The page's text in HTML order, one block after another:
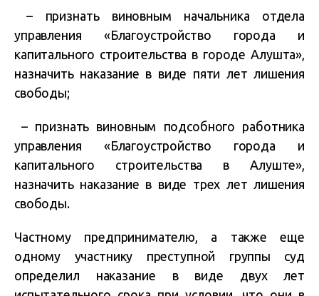
– признать виновным начальника отдела
управления «Благоустройство города и
капитального строительства в городе Алушта»,
назначить наказание в виде пяти лет лишения
свободы;
– признать виновным подсобного работника
управления «Благоустройство города и
капитального строительства в Алуште»,
назначить наказание в виде трех лет лишения
свободы.
Частному предпринимателю, а также еще
одному участнику преступной группы суд
определил наказание в виде двух лет